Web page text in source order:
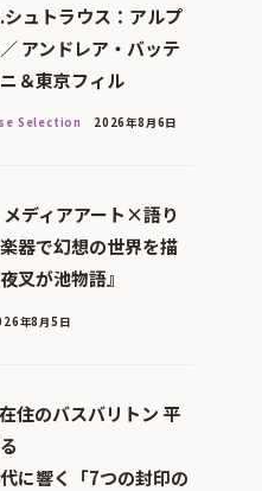
シュトラウス：アルプ
アンドレア・バッテ
＆東京フィル
Selection 2026年8月6日
ディアアート×語り
器で幻想の世界を描
叉が池物語』
年8月5日
住のバスバリトン 平
に響く「7つの封印の